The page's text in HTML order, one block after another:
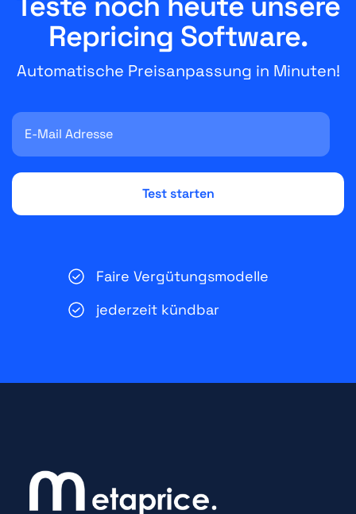
Repricing Software.
Automatische Preisanpassung in Minuten!
Faire Vergütungsmodelle
jederzeit kündbar